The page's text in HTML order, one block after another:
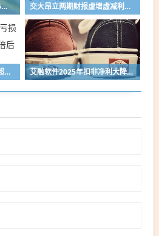
爱丽家居9连板市值涨至54.6亿，上半年预亏超3400万，PE超行业11倍 交大昂立两期财报虚增虚减利润超2350万，拟被罚400万8月4日起戴帽
富祥股份连续四年累计亏损超7亿,一季度净利暴增26倍后抛7亿定增 艾融软件2025年扣非净利大降47.38%，斥资1.4亿并购专精特新企业拓赛道